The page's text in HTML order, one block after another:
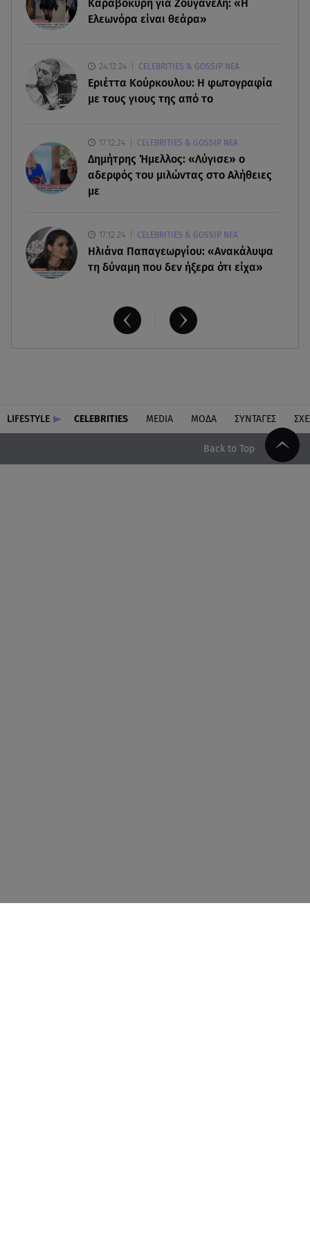
για τα 2.500.000 ευρώ
Σύγκρουση τραμ στη Γερμανία: 25 τραυματίες, 7
σε σοβαρή κατάσταση
Αερομαχία με ελληνικά F-16
Καραβοκύρη για Ζουγανέλη: «Η
Ελεωνόρα είναι θεάρα»
24.12.24 CELEBRITIES & GOSSIP ΝΕΑ
Εριέττα Κούρκουλου: Η φωτογραφία
με τους γιους της από το
17.12.24 CELEBRITIES & GOSSIP ΝΕΑ
Δημήτρης Ήμελλος: «Λύγισε» ο
αδερφός του μιλώντας στο Αλήθειες
με
17.12.24 CELEBRITIES & GOSSIP ΝΕΑ
Ηλιάνα Παπαγεωργίου: «Ανακάλυψα
τη δύναμη που δεν ήξερα ότι είχα»
LIFESTYLE CELEBRITIES MEDIA ΜΟΔΑ ΣΥΝΤΑΓΕΣ
Back to Top